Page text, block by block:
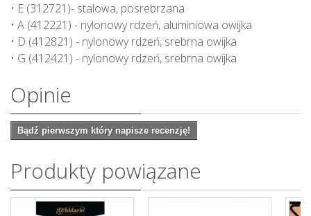
• E (312721)- stalowa, posrebrzana
• A (412221) - nylonowy rdzeń, aluminiowa owijka
• D (412821) - nylonowy rdzeń, srebrna owijka
• G (412421) - nylonowy rdzeń, srebrna owijka
Opinie
Bądź pierwszym który napisze recenzję!
Produkty powiązane